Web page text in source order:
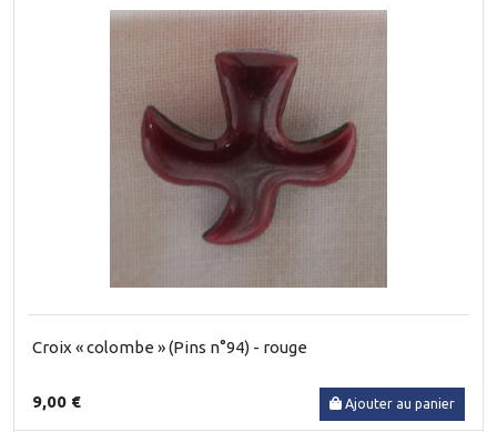
Croix « colombe » (Pins n°94) - rouge
9,00 € Ajouter au panier